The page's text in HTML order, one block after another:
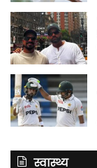
स्वास्थ्य